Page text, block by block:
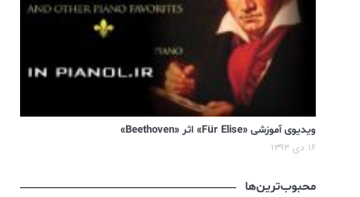
ویدیوی آموزشی «Für Elise» اثر «Beethoven»
۱۶ دی ۱۳۹۳
محبوب‌ترین‌ها